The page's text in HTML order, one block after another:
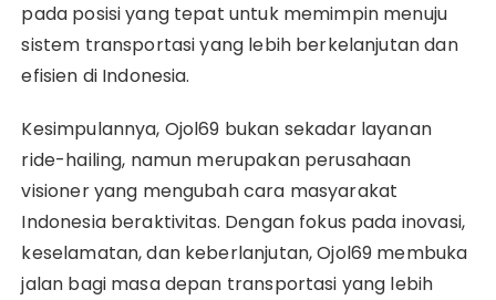
pada posisi yang tepat untuk memimpin menuju
sistem transportasi yang lebih berkelanjutan dan
efisien di Indonesia.
Kesimpulannya, Ojol69 bukan sekadar layanan
ride-hailing, namun merupakan perusahaan
visioner yang mengubah cara masyarakat
Indonesia beraktivitas. Dengan fokus pada inovasi,
keselamatan, dan keberlanjutan, Ojol69 membuka
jalan bagi masa depan transportasi yang lebih